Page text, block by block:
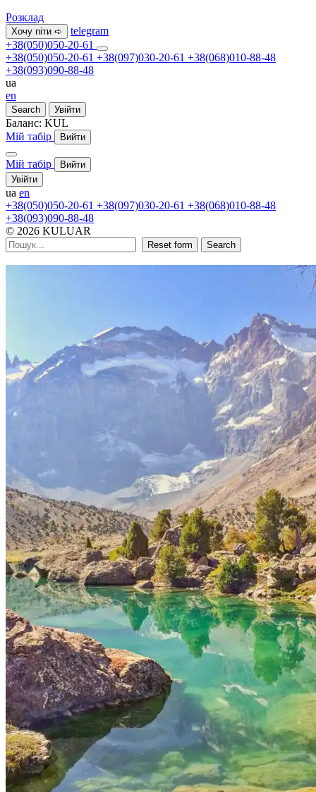
Розклад
Хочу піти ➪
telegram
+38(050)050-20-61
+38(050)050-20-61 +38(097)030-20-61 +38(068)010-88-48
+38(093)090-88-48
ua
en
Search Увійти
Баланс: KUL
Мій табір
Вийти
Мій табір
Вийти
Увійти
ua en
+38(050)050-20-61 +38(097)030-20-61 +38(068)010-88-48
+38(093)090-88-48
© 2026 KULUAR
Reset form Search